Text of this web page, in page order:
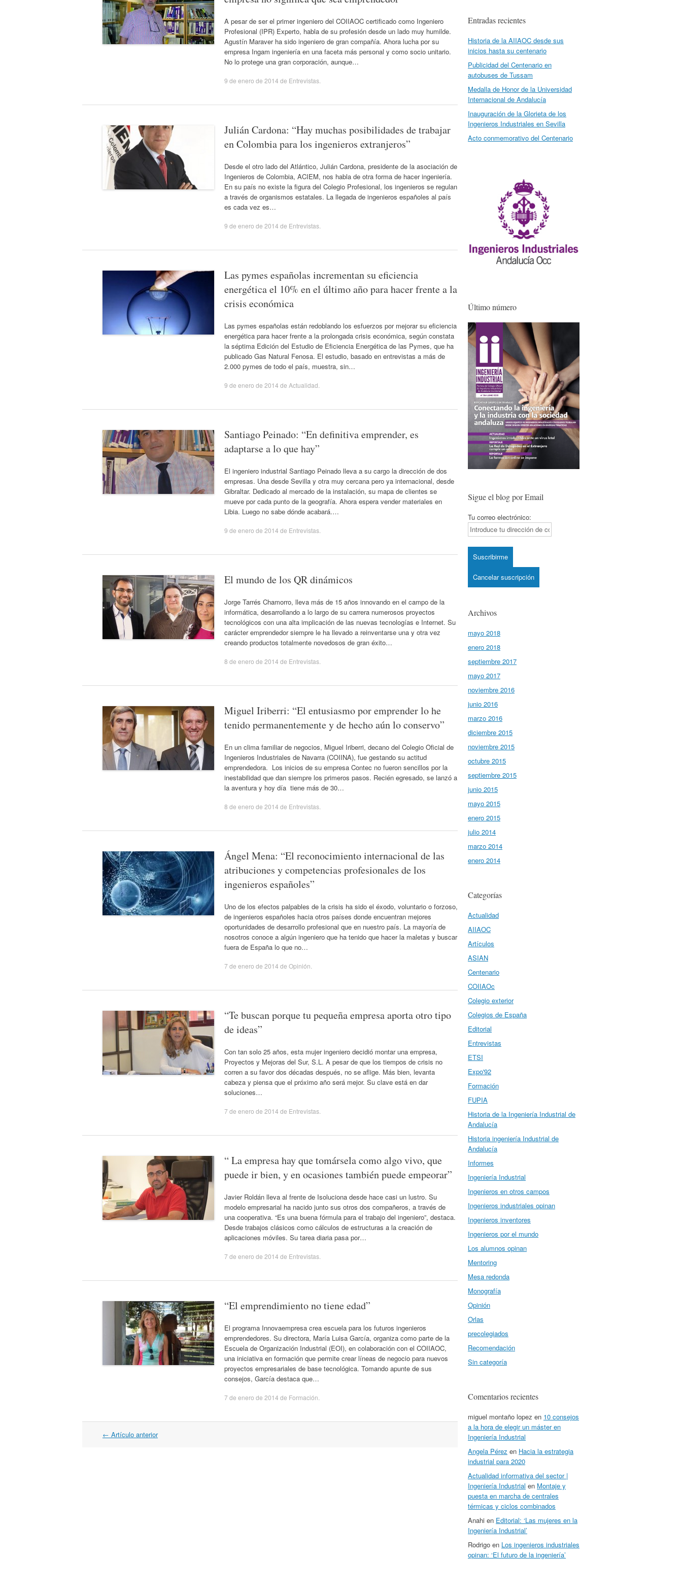
A pesar de ser el primer ingeniero del COIIAOC certificado como Ingeniero
Profesional (IPR) Experto, habla de su profesión desde un lado muy humilde.
Agustín Maraver ha sido ingeniero de gran compañía. Ahora lucha por su
empresa Ingam ingeniería en una faceta más personal y como socio unitario.
No lo protege una gran corporación, aunque…
9 de enero de 2014 de Entrevistas
Julián Cardona: “Hay muchas posibilidades de trabajar
en Colombia para los ingenieros extranjeros”
Desde el otro lado del Atlántico, Julián Cardona, presidente de la asociación de
Ingenieros de Colombia, ACIEM, nos habla de otra forma de hacer ingeniería.
En su país no existe la figura del Colegio Profesional, los ingenieros se regulan
a través de organismos estatales. La llegada de ingenieros españoles al país
es cada vez es…
9 de enero de 2014 de Entrevistas
Las pymes españolas incrementan su eficiencia
energética el 10% en el último año para hacer frente a la
crisis económica
Las pymes españolas están redoblando los esfuerzos por mejorar su eficiencia
energética para hacer frente a la prolongada crisis económica, según constata
la séptima Edición del Estudio de Eficiencia Energética de las Pymes, que ha
publicado Gas Natural Fenosa. El estudio, basado en entrevistas a más de
2.000 pymes de todo el país, muestra, sin…
9 de enero de 2014 de Actualidad
Santiago Peinado: “En definitiva emprender, es
adaptarse a lo que hay”
El ingeniero industrial Santiago Peinado lleva a su cargo la dirección de dos
empresas. Una desde Sevilla y otra muy cercana pero ya internacional, desde
Gibraltar. Dedicado al mercado de la instalación, su mapa de clientes se
mueve por cada punto de la geografía. Ahora espera vender materiales en
Libia. Luego no sabe dónde acabará.…
9 de enero de 2014 de Entrevistas
El mundo de los QR dinámicos
Jorge Tarrés Chamorro, lleva más de 15 años innovando en el campo de la
informática, desarrollando a lo largo de su carrera numerosos proyectos
tecnológicos con una alta implicación de las nuevas tecnologías e Internet. Su
carácter emprendedor siempre le ha llevado a reinventarse una y otra vez
creando productos totalmente novedosos de gran éxito…
8 de enero de 2014 de Entrevistas
Miguel Iriberri: “El entusiasmo por emprender lo he
tenido permanentemente y de hecho aún lo conservo”
En un clima familiar de negocios, Miguel Iriberri, decano del Colegio Oficial de
Ingenieros Industriales de Navarra (COIINA), fue gestando su actitud
emprendedora. Los inicios de su empresa Contec no fueron sencillos por la
inestabilidad que dan siempre los primeros pasos. Recién egresado, se lanzó a
la aventura y hoy día tiene más de 30…
8 de enero de 2014 de Entrevistas
Ángel Mena: “El reconocimiento internacional de las
atribuciones y competencias profesionales de los
ingenieros españoles”
Uno de los efectos palpables de la crisis ha sido el éxodo, voluntario o forzoso,
de ingenieros españoles hacia otros países donde encuentran mejores
oportunidades de desarrollo profesional que en nuestro país. La mayoría de
nosotros conoce a algún ingeniero que ha tenido que hacer la maletas y buscar
fuera de España lo que no…
7 de enero de 2014 de Opinión
“Te buscan porque tu pequeña empresa aporta otro tipo
de ideas”
Con tan solo 25 años, esta mujer ingeniero decidió montar una empresa,
Proyectos y Mejoras del Sur, S.L. A pesar de que los tiempos de crisis no
corren a su favor dos décadas después, no se aflige. Más bien, levanta
cabeza y piensa que el próximo año será mejor. Su clave está en dar
soluciones…
7 de enero de 2014 de Entrevistas
“ La empresa hay que tomársela como algo vivo, que
puede ir bien, y en ocasiones también puede empeorar”
Javier Roldán lleva al frente de Isoluciona desde hace casi un lustro. Su
modelo empresarial ha nacido junto sus otros dos compañeros, a través de
una cooperativa. “Es una buena fórmula para el trabajo del ingeniero”, destaca.
Desde trabajos clásicos como cálculos de estructuras a la creación de
aplicaciones móviles. Su tarea diaria pasa por…
7 de enero de 2014 de Entrevistas
“El emprendimiento no tiene edad”
El programa Innovaempresa crea escuela para los futuros ingenieros
emprendedores. Su directora, María Luisa García, organiza como parte de la
Escuela de Organización Industrial (EOI), en colaboración con el COIIAOC,
una iniciativa en formación que permite crear líneas de negocio para nuevos
proyectos empresariales de base tecnológica. Tomando apunte de sus
consejos, García destaca que…
7 de enero de 2014 de Formación
Navegación
← Artículo anterior
Entradas recientes
Historia de la AIIAOC desde sus
inicios hasta su centenario
Publicidad del Centenario en
autobuses de Tussam
Medalla de Honor de la Universidad
Internacional de Andalucía
Inauguración de la Glorieta de los
Ingenieros Industriales en Sevilla
Acto conmemorativo del Centenario
Último número
Sigue el blog por Email
Tu correo electrónico:
Archivos
mayo 2018
enero 2018
septiembre 2017
mayo 2017
noviembre 2016
junio 2016
marzo 2016
diciembre 2015
noviembre 2015
octubre 2015
septiembre 2015
junio 2015
mayo 2015
enero 2015
julio 2014
marzo 2014
enero 2014
Categorías
Actualidad
AIIAOC
Artículos
ASIAN
Centenario
COIIAOc
Colegio exterior
Colegios de España
Editorial
Entrevistas
ETSI
Expo'92
Formación
FUPIA
Historia de la Ingeniería Industrial de
Andalucía
Historia ingeniería Industrial de
Andalucía
Informes
Ingeniería Industrial
Ingenieros en otros campos
Ingenieros industriales opinan
Ingenieros inventores
Ingenieros por el mundo
Los alumnos opinan
Mentoring
Mesa redonda
Monografía
Opinión
Orlas
precolegiados
Recomendación
Sin categoría
Comentarios recientes
miguel montaño lopez en 10 consejos
a la hora de elegir un máster en
Ingeniería Industrial
Angela Pérez en Hacia la estrategia
industrial para 2020
Actualidad informativa del sector |
Ingeniería Industrial en Montaje y
puesta en marcha de centrales
térmicas y ciclos combinados
Anahi en Editorial: ‘Las mujeres en la
Ingeniería Industrial’
Rodrigo en Los ingenieros industriales
opinan: ‘El futuro de la ingeniería’